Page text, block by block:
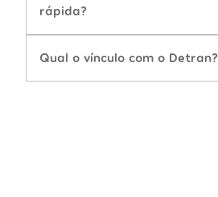
rápida?
Qual o vínculo com o Detran?